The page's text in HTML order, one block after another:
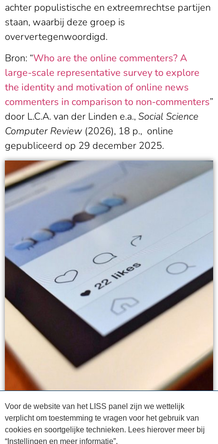
Voor de website van het LISS panel zijn we wettelijk
verplicht om toestemming te vragen voor het gebruik van
cookies en soortgelijke technieken. Lees hierover meer bij
“Instellingen en meer informatie”.
achter populistische en extreemrechtse partijen
staan, waarbij deze groep is
oververtegenwoordigd.
Bron: “Who are the online commenters? A
large-scale representative survey to explore
the identity and motivation of online news
commenters in comparison to non-commenters”
door L.C.A. van der Linden e.a., Social Science
Computer Review (2026), 18 p., online
gepubliceerd op 29 december 2025.